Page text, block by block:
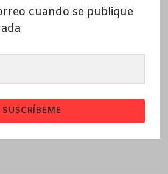
cuando se publique
SUSCRÍBEME